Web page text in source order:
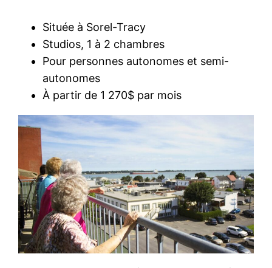
Située à Sorel-Tracy
Studios, 1 à 2 chambres
Pour personnes autonomes et semi-
autonomes
À partir de 1 270$ par mois